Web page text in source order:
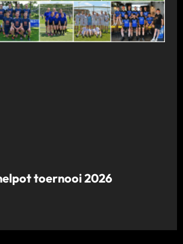
toernooi 2026